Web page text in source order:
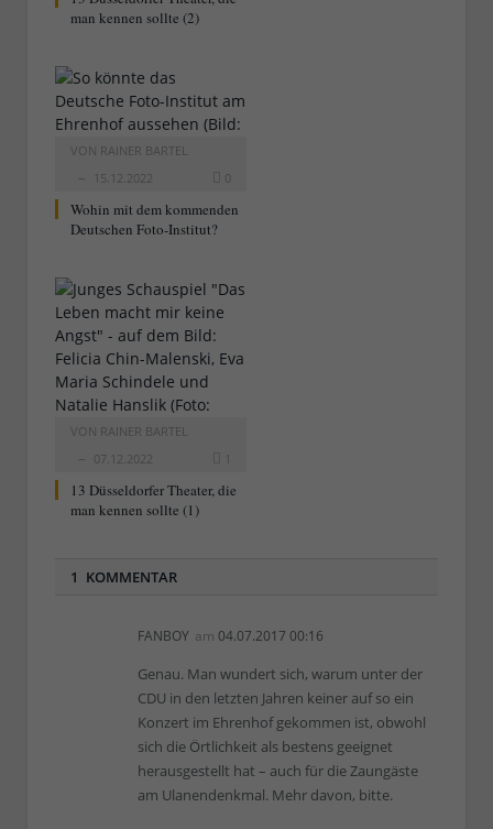
man kennen sollte (2)
VON RAINER BARTEL
15.12.2022
0
Wohin mit dem kommenden
Deutschen Foto-Institut?
VON RAINER BARTEL
07.12.2022
1
13 Düsseldorfer Theater, die
man kennen sollte (1)
1 KOMMENTAR
FANBOY am 04.07.2017 00:16
Genau. Man wundert sich, warum unter der
CDU in den letzten Jahren keiner auf so ein
Konzert im Ehrenhof gekommen ist, obwohl
sich die Örtlichkeit als bestens geeignet
herausgestellt hat – auch für die Zaungäste
am Ulanendenkmal. Mehr davon, bitte.